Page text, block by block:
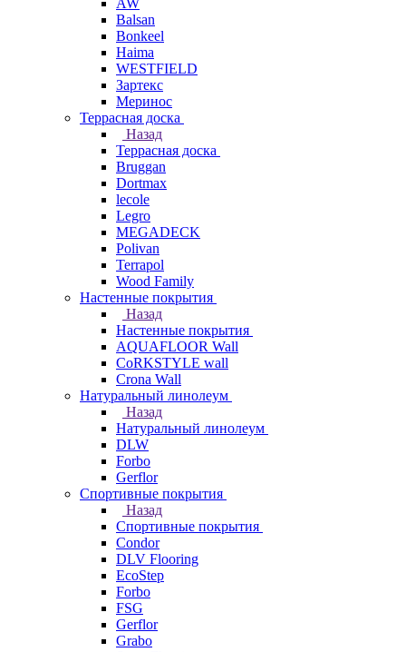
AW
Balsan
Bonkeel
Haima
WESTFIELD
Зартекс
Меринос
Террасная доска
Назад
Террасная доска
Bruggan
Dortmax
lecole
Legro
MEGADECK
Polivan
Terrapol
Wood Family
Настенные покрытия
Назад
Настенные покрытия
AQUAFLOOR Wall
CoRKSTYLE wall
Crona Wall
Натуральный линолеум
Назад
Натуральный линолеум
DLW
Forbo
Gerflor
Спортивные покрытия
Назад
Спортивные покрытия
Condor
DLV Flooring
EcoStep
Forbo
FSG
Gerflor
Grabo